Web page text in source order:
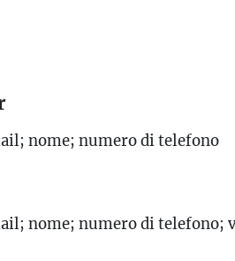
nome; numero di telefono
nome; numero di telefono;